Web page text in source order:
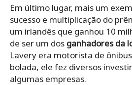
Em último lugar, mais um
sucesso e multiplicação do
um irlandês que ganhou 10
de ser um dos ganhadores da
Lavery era motorista de
bolada, ele fez diversos
algumas empresas.